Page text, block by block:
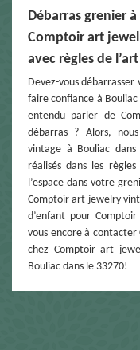
Débarras grenier
Comptoir art
avec règles de
Devez-vous
faire confiance à Bouliac
entendu parler de
débarras ? Alors,
vintage à Bouliac
réalisés dans les
l’espace dans votre
Comptoir art jewelry
d’enfant pour
vous encore à
chez Comptoir art
Bouliac dans le 33270!